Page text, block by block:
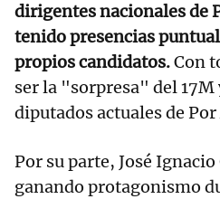
dirigentes nacionales de
tenido presencias
propios candidatos.Con
ser la "sorpresa" del
diputados actuales de
Por su parte, José
ganando protagonismo